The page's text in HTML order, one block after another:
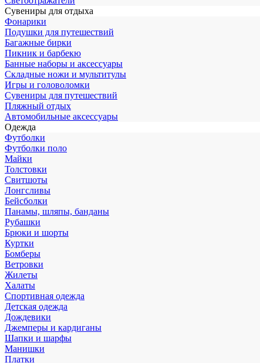
Сувениры для отдыха
Фонарики
Подушки для путешествий
Багажные бирки
Пикник и барбекю
Банные наборы и аксессуары
Складные ножи и мультитулы
Игры и головоломки
Сувениры для путешествий
Пляжный отдых
Автомобильные аксессуары
Одежда
Футболки
Футболки поло
Майки
Толстовки
Свитшоты
Лонгсливы
Бейсболки
Панамы, шляпы, банданы
Рубашки
Брюки и шорты
Куртки
Бомберы
Ветровки
Жилеты
Халаты
Спортивная одежда
Детская одежда
Дождевики
Джемперы и кардиганы
Шапки и шарфы
Манишки
Платки